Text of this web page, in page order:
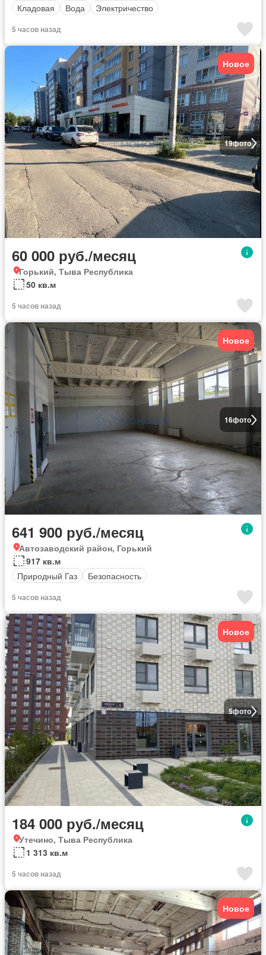
Кладовая
Вода Электричество
5 часов назад
19фото
Новое
60 000 руб./месяц
Горький, Тыва Республика
50 кв.м
5 часов назад
16фото
Новое
641 900 руб./месяц
Автозаводский район, Горький
917 кв.м
Природный Газ
Безопасность
5 часов назад
5фото
Новое
184 000 руб./месяц
Утечино, Тыва Республика
1 313 кв.м
5 часов назад
Новое